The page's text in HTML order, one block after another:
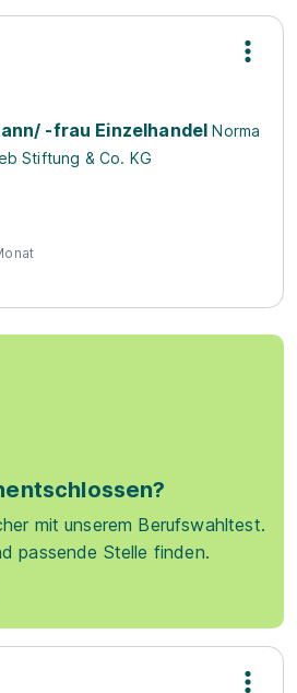
-frau Einzelhandel Norma
Stiftung & Co. KG
mit unserem Berufswahltest.
passende Stelle finden.